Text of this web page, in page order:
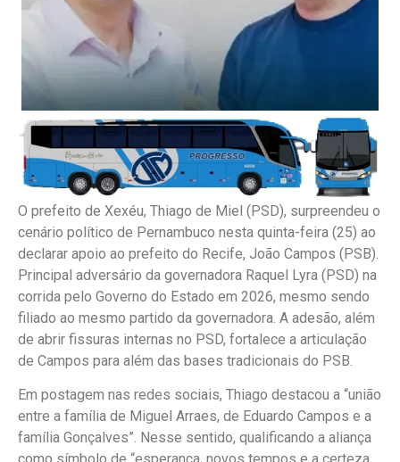
O prefeito de Xexéu, Thiago de Miel (PSD), surpreendeu o
cenário político de Pernambuco nesta quinta-feira (25) ao
declarar apoio ao prefeito do Recife, João Campos (PSB).
Principal adversário da governadora Raquel Lyra (PSD) na
corrida pelo Governo do Estado em 2026, mesmo sendo
filiado ao mesmo partido da governadora. A adesão, além
de abrir fissuras internas no PSD, fortalece a articulação
de Campos para além das bases tradicionais do PSB.
Em postagem nas redes sociais, Thiago destacou a “união
entre a família de Miguel Arraes, de Eduardo Campos e a
família Gonçalves”. Nesse sentido, qualificando a aliança